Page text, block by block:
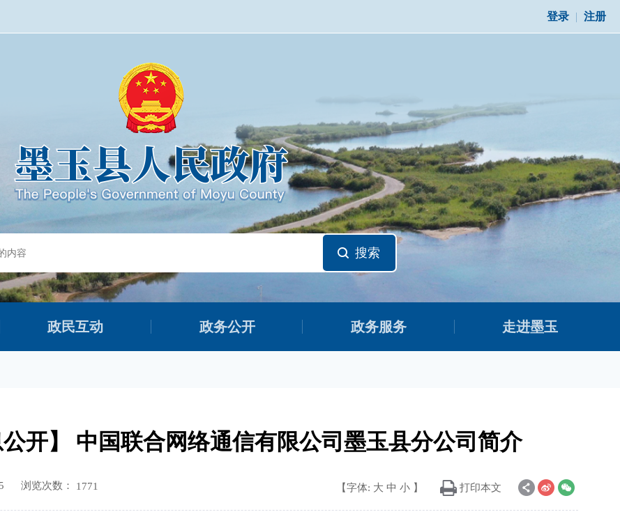
登录 | 注册
搜索
政民互动 政务公开 政务服务 走进墨玉
公开】 中国联合网络通信有限公司墨玉县分公司简介
浏览次数： 1771 【字体: 大 中 小 】 打印本文